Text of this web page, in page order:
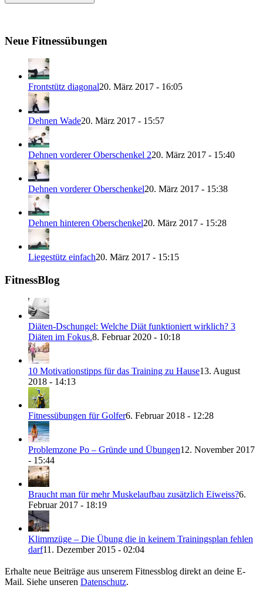
Neue Fitnessübungen
Frontstütz diagonal20. März 2017 - 16:05
Dehnen Wade20. März 2017 - 15:57
Dehnen vorderer Oberschenkel 220. März 2017 - 15:40
Dehnen vorderer Oberschenkel20. März 2017 - 15:38
Dehnen hinteren Oberschenkel20. März 2017 - 15:28
Liegestütz einfach20. März 2017 - 15:15
FitnessBlog
Diäten-Dschungel: Welche Diät funktioniert wirklich? 3
Diäten im Fokus.8. Februar 2020 - 10:18
10 Motivationstipps für das Training zu Hause13. August
2018 - 14:13
Fitnessübungen für Golfer6. Februar 2018 - 12:28
Problemzone Po – Gründe und Übungen12. November 2017
- 15:44
Braucht man für mehr Muskelaufbau zusätzlich Eiweiss?6.
Februar 2017 - 18:19
Klimmzüge – Die Übung die in keinem Trainingsplan fehlen
darf11. Dezember 2015 - 02:04
Erhalte neue Beiträge aus unserem Fitnessblog direkt an deine E-
Mail. Siehe unseren Datenschutz.